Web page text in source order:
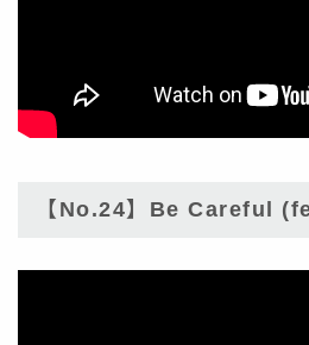
【No.24】Be Careful